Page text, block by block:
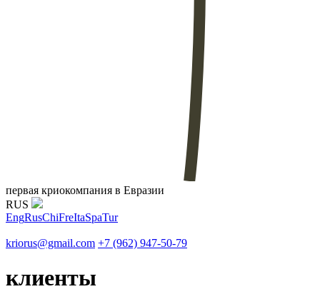
первая криокомпания в Евразии
RUS
EngRusChiFreItaSpaTur
kriorus@gmail.com +7 (962) 947-50-79
клиенты